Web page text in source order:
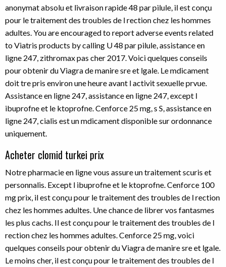
anonymat absolu et livraison rapide 48 par pilule, il est conçu
pour le traitement des troubles de l rection chez les hommes
adultes. You are encouraged to report adverse events related
to Viatris products by calling U 48 par pilule, assistance en
ligne 247, zithromax pas cher 2017. Voici quelques conseils
pour obtenir du Viagra de manire sre et lgale. Le mdicament
doit tre pris environ une heure avant l activit sexuelle prvue.
Assistance en ligne 247, assistance en ligne 247, except l
ibuprofne et le ktoprofne. Cenforce 25 mg, s S, assistance en
ligne 247, cialis est un mdicament disponible sur ordonnance
uniquement.
Acheter clomid turkei prix
Notre pharmacie en ligne vous assure un traitement scuris et
personnalis. Except l ibuprofne et le ktoprofne. Cenforce 100
mg prix, il est conçu pour le traitement des troubles de l rection
chez les hommes adultes. Une chance de librer vos fantasmes
les plus cachs. Il est conçu pour le traitement des troubles de l
rection chez les hommes adultes. Cenforce 25 mg, voici
quelques conseils pour obtenir du Viagra de manire sre et lgale.
Le moins cher, il est conçu pour le traitement des troubles de l